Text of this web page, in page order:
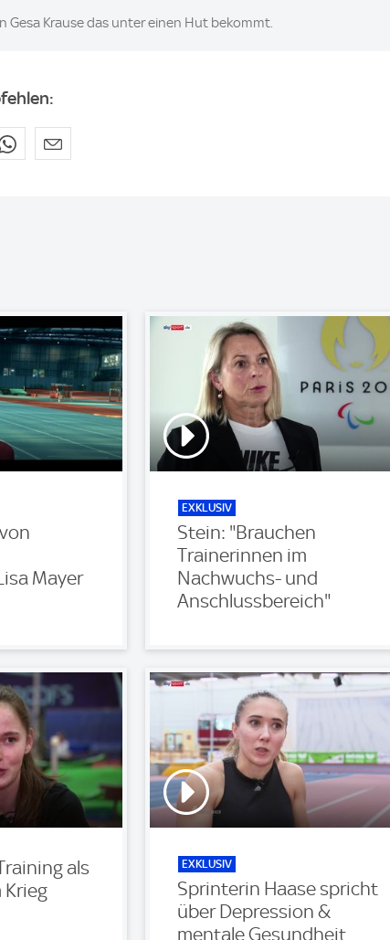
Krause das unter einen Hut bekommt.
Mayer
EXKLUSIV
Stein: "Brauchen
Trainerinnen im
Nachwuchs- und
Anschlussbereich"
als
Krieg
EXKLUSIV
Sprinterin Haase spricht
über Depression &
mentale Gesundheit